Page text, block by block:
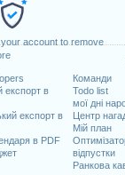
account to remove
експорт в
експорт в
в PDF
Команди
Todo list
мої дні
Центр
Мій план
відпустки
Ранкова